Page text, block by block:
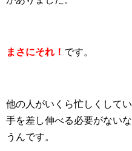
まさにそれ！ です。
他の人がいくら忙しくしてい
手を差し伸べる必要がない
うんです。